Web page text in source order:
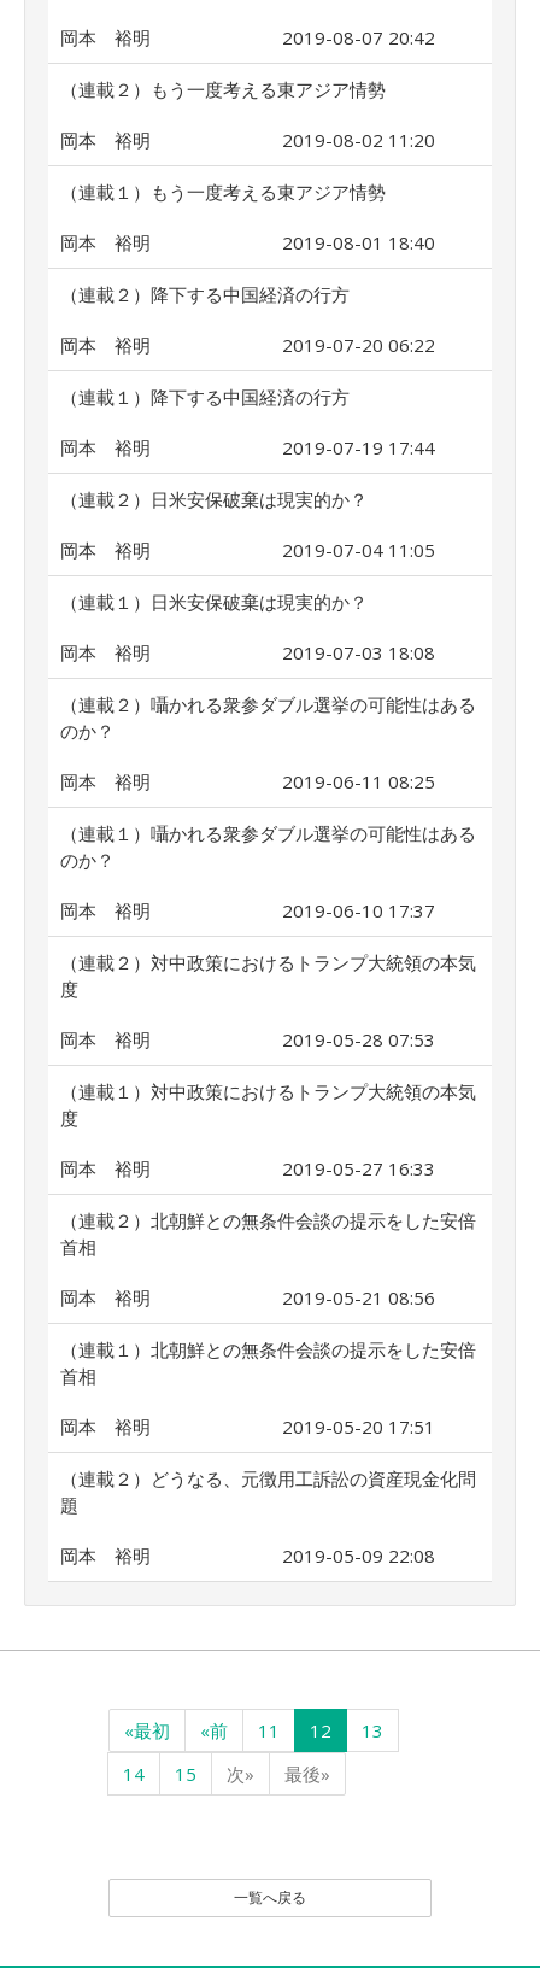
岡本 裕明 2019-08-07 20:42
（連載２）もう一度考える東アジア情勢
岡本 裕明 2019-08-02 11:20
（連載１）もう一度考える東アジア情勢
岡本 裕明 2019-08-01 18:40
（連載２）降下する中国経済の行方
岡本 裕明 2019-07-20 06:22
（連載１）降下する中国経済の行方
岡本 裕明 2019-07-19 17:44
（連載２）日米安保破棄は現実的か？
岡本 裕明 2019-07-04 11:05
（連載１）日米安保破棄は現実的か？
岡本 裕明 2019-07-03 18:08
（連載２）囁かれる衆参ダブル選挙の可能性はある
のか？
岡本 裕明 2019-06-11 08:25
（連載１）囁かれる衆参ダブル選挙の可能性はある
のか？
岡本 裕明 2019-06-10 17:37
（連載２）対中政策におけるトランプ大統領の本気
度
岡本 裕明 2019-05-28 07:53
（連載１）対中政策におけるトランプ大統領の本気
度
岡本 裕明 2019-05-27 16:33
（連載２）北朝鮮との無条件会談の提示をした安倍
首相
岡本 裕明 2019-05-21 08:56
（連載１）北朝鮮との無条件会談の提示をした安倍
首相
岡本 裕明 2019-05-20 17:51
（連載２）どうなる、元徴用工訴訟の資産現金化問
題
岡本 裕明 2019-05-09 22:08
«最初 «前 11 12
13
14
15 次» 最後»
一覧へ戻る